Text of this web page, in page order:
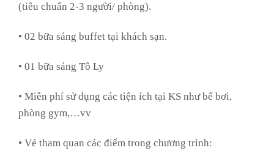
(tiêu chuẩn 2-3 người/ phòng).
• 02 bữa sáng buffet tại khách sạn.
• 01 bữa sáng Tô Ly
• Miễn phí sử dụng các tiện ích tại KS như bể bơi,
phòng gym,…vv
• Vé tham quan các điểm trong chương trình: